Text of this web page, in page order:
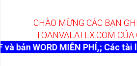
CHÀO MỪNG CÁC BẠN GH
TOANVAL ATEX.COM CỦA
MIỄN PHÍ,; Các tài